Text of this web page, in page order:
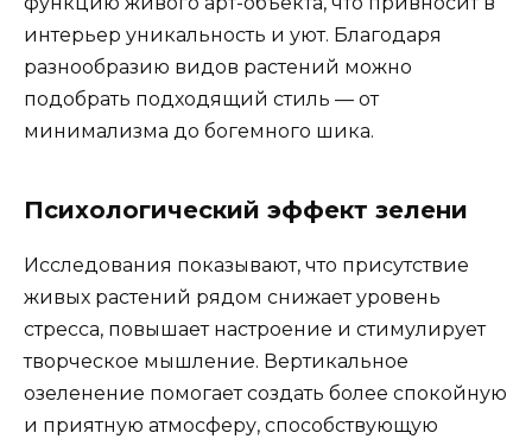
интерьер уникальность и уют. Благодаря
разнообразию видов растений можно
подобрать подходящий стиль — от
минимализма до богемного шика.
Психологический эффект зелени
Исследования показывают, что присутствие
живых растений рядом снижает уровень
стресса, повышает настроение и стимулирует
творческое мышление. Вертикальное
озеленение помогает создать более спокойную
и приятную атмосферу, способствующую